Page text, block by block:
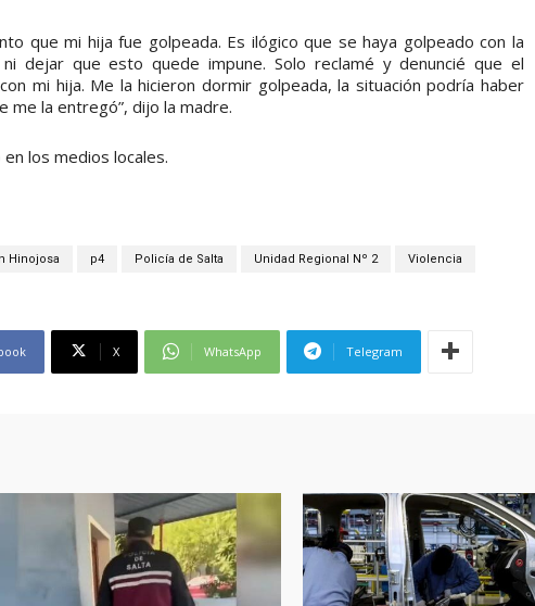
que mi hija fue golpeada. Es ilógico que se haya golpeado con la
dejar que esto quede impune. Solo reclamé y denuncié que el
mi hija. Me la hicieron dormir golpeada, la situación podría haber
me la entregó”, dijo la madre.
los medios locales.
Hinojosa p4 Policía de Salta Unidad Regional Nº 2 Violencia
X WhatsApp Telegram